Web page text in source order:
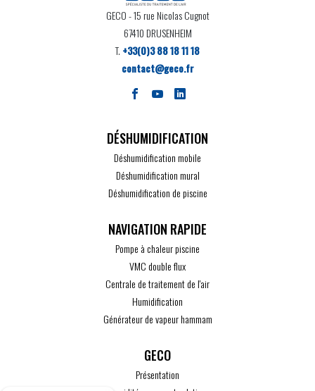
GECO- 15 rue Nicolas Cugnot
67410 DRUSENHEIM
T. +33(0)3 88 18 11 18
contact@geco.fr
DÉSHUMIDIFICATION
Déshumidification mobile
Déshumidification mural
Déshumidification de piscine
Pompe à chaleur piscine
VMC double flux
Centrale de traitement de l'air
Humidification
Générateur de vapeur hammam
GECO
Présentation